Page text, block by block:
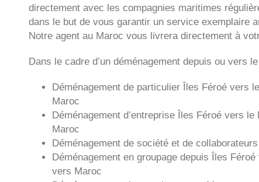
directement avec les compagnies maritimes
dans le but de vous garantir un service exemplaire
Notre agent au Maroc vous livrera directement à
Dans le cadre d’un déménagement depuis ou vers
Déménagement de particulier Îles Féroévers
Maroc
Déménagement d’entreprise Îles Féroévers le
Maroc
Déménagement de société et de
Déménagement en groupage depuis Îles Féroé
vers Maroc